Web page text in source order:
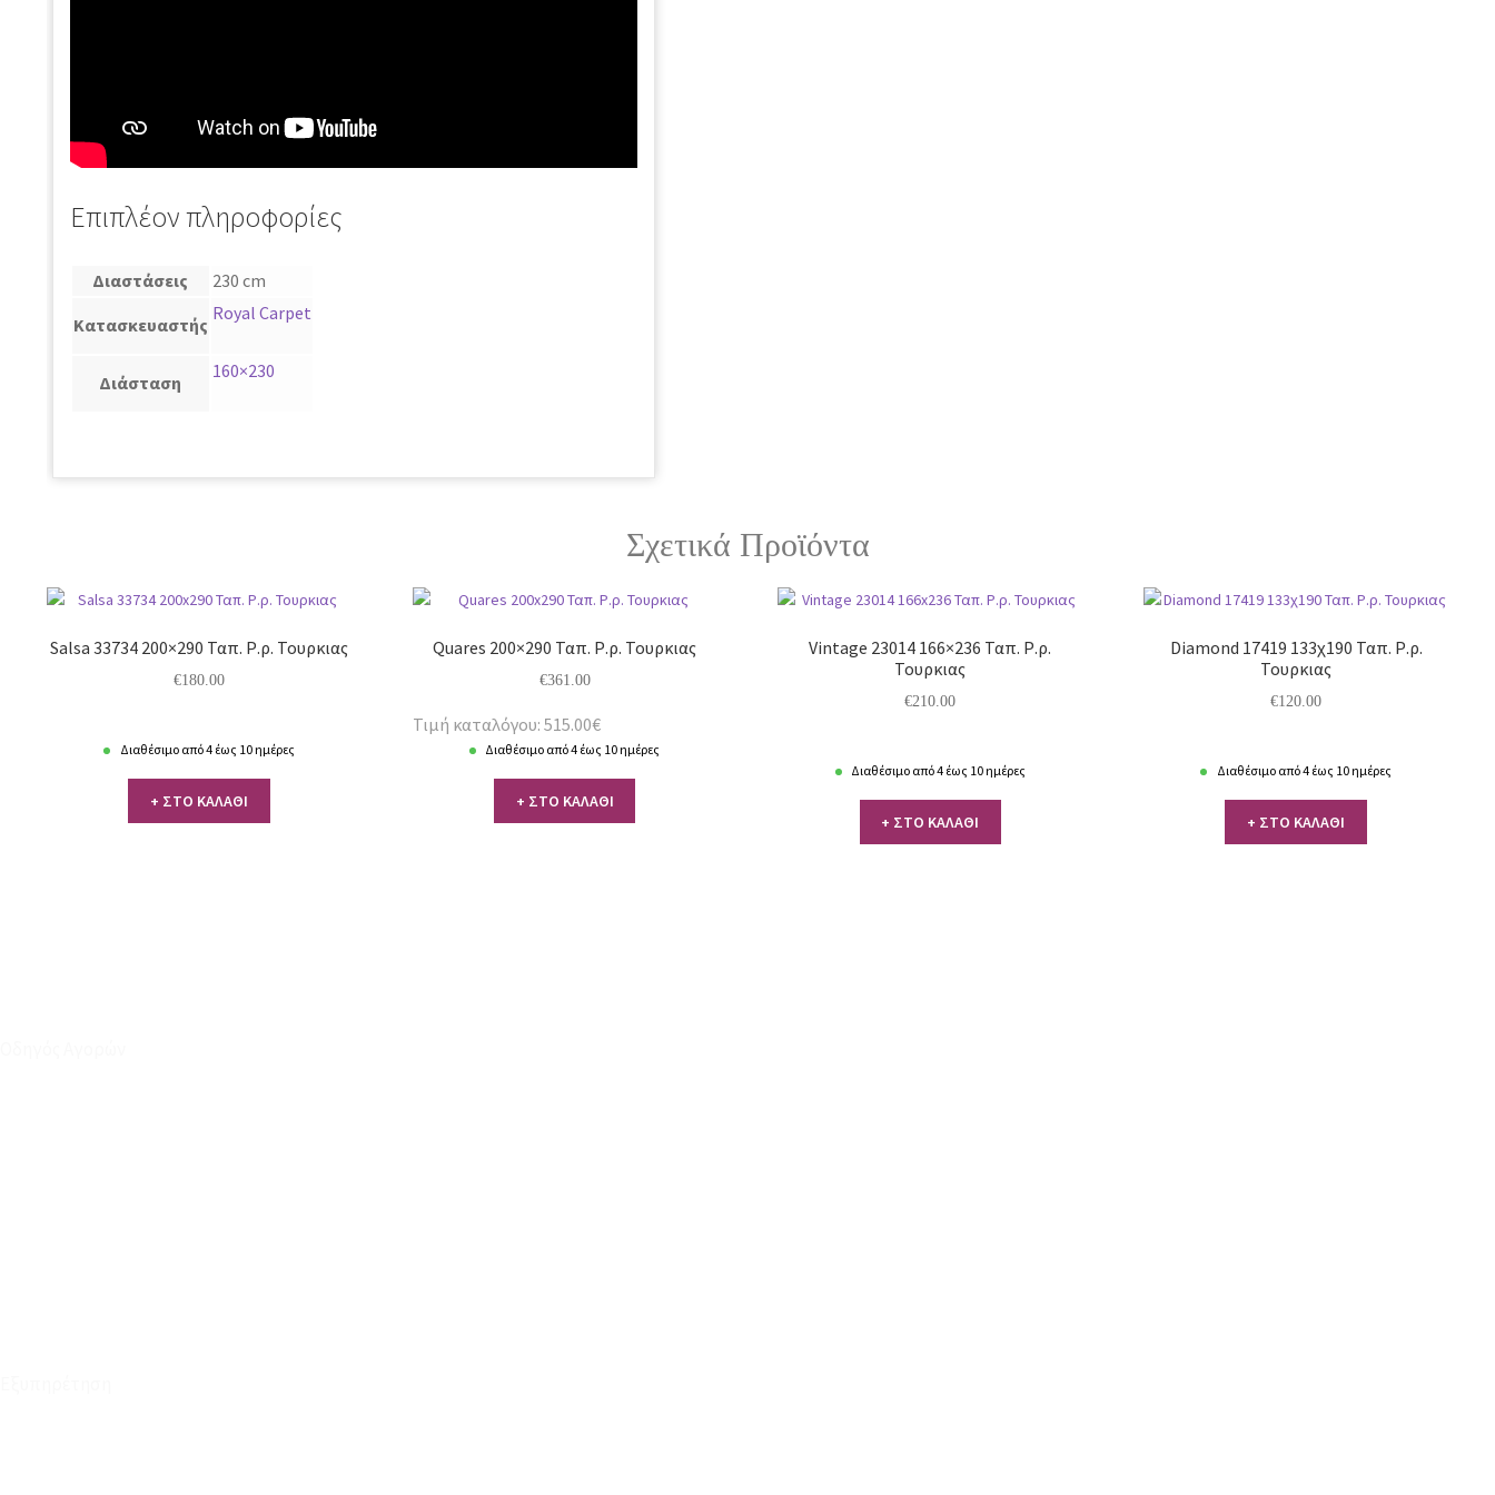
Επιπλέον πληροφορίες
Διαστάσεις
230 cm
Κατασκευαστής
Royal Carpet
Διάσταση
160×230
Σχετικά Προϊόντα
Salsa 33734 200×290 Ταπ. Ρ.ρ. Τουρκιας
€180.00
Διαθέσιμο από 4 έως 10 ημέρες
+ ΣΤΟ ΚΑΛΑΘΙ
Quares 200×290 Ταπ. Ρ.ρ. Τουρκιας
€361.00
Τιμή καταλόγου: 515.00€
Διαθέσιμο από 4 έως 10 ημέρες
+ ΣΤΟ ΚΑΛΑΘΙ
Vintage 23014 166×236 Ταπ. Ρ.ρ.
Τουρκιας
€210.00
Διαθέσιμο από 4 έως 10 ημέρες
+ ΣΤΟ ΚΑΛΑΘΙ
Diamond 17419 133χ190 Ταπ. Ρ.ρ.
Τουρκιας
€120.00
Διαθέσιμο από 4 έως 10 ημέρες
+ ΣΤΟ ΚΑΛΑΘΙ